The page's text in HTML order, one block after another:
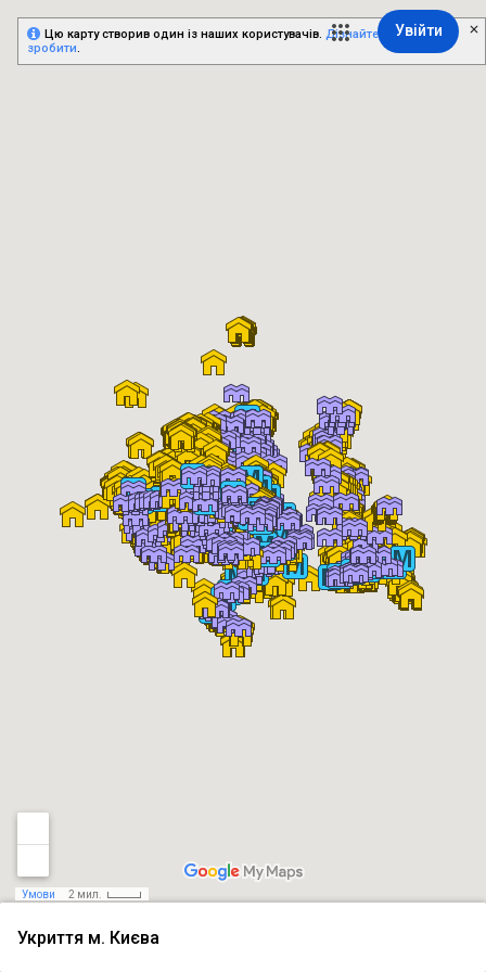
Увійти
Укриття м. Києва
Умови 2 мил.
Цю карту створив один із наших користувачів. Дізнайтесь, як це
зробити.